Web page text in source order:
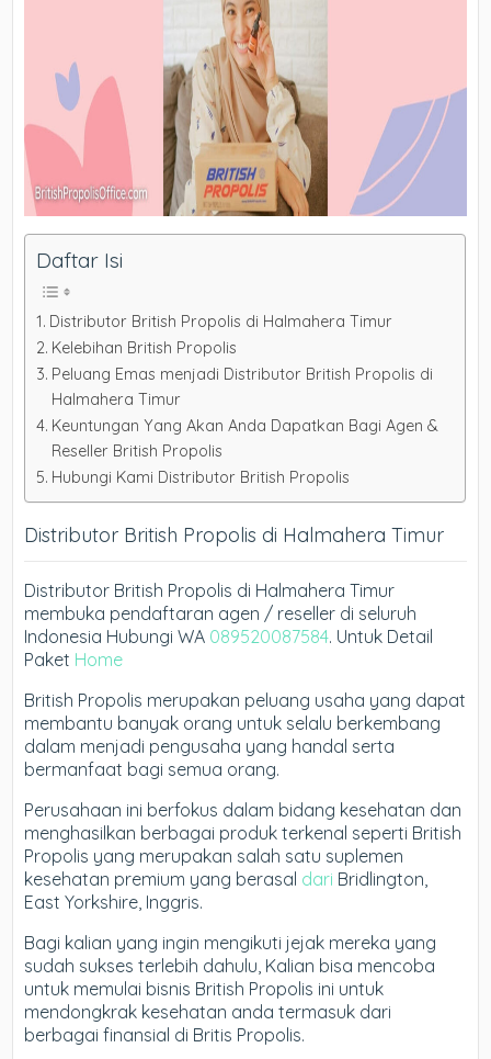
Daftar Isi
Distributor British Propolis di Halmahera Timur
Kelebihan British Propolis
Peluang Emas menjadi Distributor British Propolis di
Halmahera Timur
Keuntungan Yang Akan Anda Dapatkan Bagi Agen &
Reseller British Propolis
Hubungi Kami Distributor British Propolis
Distributor British Propolis di Halmahera Timur
Distributor British Propolis di Halmahera Timur
membuka pendaftaran agen / reseller di seluruh
Indonesia Hubungi WA 089520087584. Untuk Detail
Paket Home
British Propolis merupakan peluang usaha yang dapat
membantu banyak orang untuk selalu berkembang
dalam menjadi pengusaha yang handal serta
bermanfaat bagi semua orang.
Perusahaan ini berfokus dalam bidang kesehatan dan
menghasilkan berbagai produk terkenal seperti British
Propolis yang merupakan salah satu suplemen
kesehatan premium yang berasal dari Bridlington,
East Yorkshire, Inggris.
Bagi kalian yang ingin mengikuti jejak mereka yang
sudah sukses terlebih dahulu, Kalian bisa mencoba
untuk memulai bisnis British Propolis ini untuk
mendongkrak kesehatan anda termasuk dari
berbagai finansial di Britis Propolis.